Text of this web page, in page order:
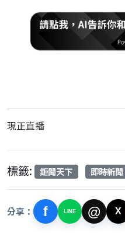
現正直播
標籤: 鉅聞天下 即時新聞
分享： f LINE @ X